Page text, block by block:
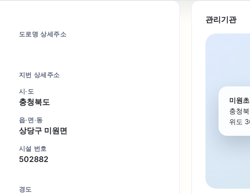
도로명 상세주소
지번 상세주소
시·도
충청북도
읍·면·동
상당구 미원면
시설 번호
502882
경도
관리기관
미원
충청
위도